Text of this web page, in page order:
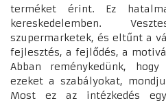
terméket érint. Ez
kereskedelemben.
szupermarketek, és eltűnt a
fejlesztés, a fejlődés, a
Abban reménykedünk,
ezeket a szabályokat,
Most ez az intézkedés